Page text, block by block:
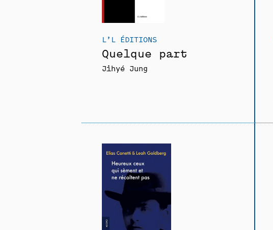
L’L ÉDITIONS
Quelque part
Jihyé Jung